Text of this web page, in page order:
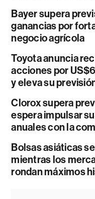
Bayer supera
ganancias por
negocio agrícola
Toyota anuncia
acciones por
y eleva su
Clorox supera
espera impulsar
anuales con la
Bolsas asiáticas
mientras los
rondan máximos